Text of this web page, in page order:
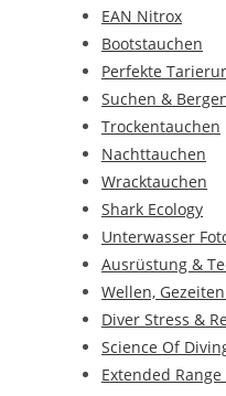
EAN Nitrox
Bootstauchen
Perfekte
Suchen &
Trockentauchen
Nachttauchen
Wracktauchen
Shark Ecology
Unterwasser
Ausrüstung &
Wellen,
Diver Stress &
Science Of
Extended